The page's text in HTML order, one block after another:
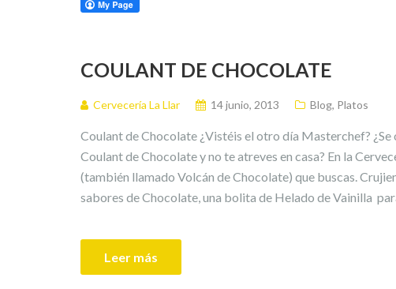
COULANT DE CHOCOLATE
Cervecería La Llar 14 junio, 2013 Blog, Platos
Coulant de Chocolate ¿Vistéis el otro día Masterchef? ¿Se
Coulant de Chocolate y no te atreves en casa? En la
(también llamado Volcán de Chocolate) que buscas.
sabores de Chocolate, una bolita de Helado de Vainilla
Leer más